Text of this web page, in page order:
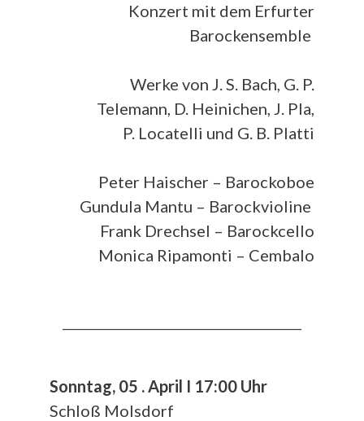
Konzert mit dem Erfurter
Barockensemble
Werke von J. S. Bach, G. P.
Telemann, D. Heinichen, J. Pla,
P. Locatelli und G. B. Platti
Peter Haischer – Barockoboe
Gundula Mantu – Barockvioline
Frank Drechsel – Barockcello
Monica Ripamonti – Cembalo
Sonntag, 05 . April I 17:00 Uhr
Schloß Molsdorf